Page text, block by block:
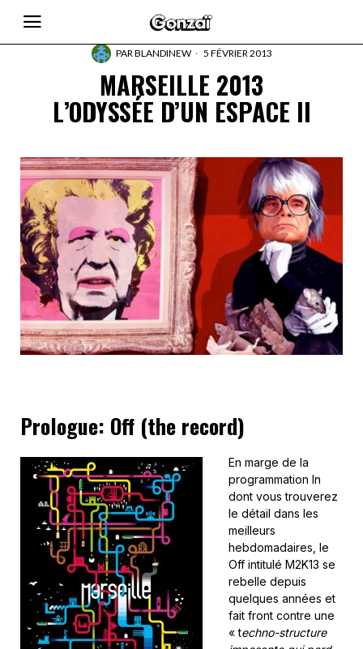
PARBLANDINEW 5 FÉVRIER 2013
MARSEILLE 2013
L’ODYSSÉE D’UN ESPACE II
Prologue: Off (the record)
En marge de la
programmation In
dont vous trouverez
le détail dans les
meilleurs
hebdomadaires, le
Off intitulé M2K13 se
rebelle depuis
quelques années et
fait front contre une
« techno-structure